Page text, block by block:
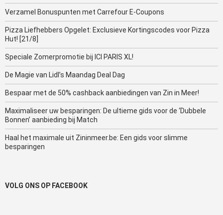
Verzamel Bonuspunten met Carrefour E-Coupons
Pizza Liefhebbers Opgelet: Exclusieve Kortingscodes voor Pizza
Hut! [21/8]
Speciale Zomerpromotie bij ICI PARIS XL!
De Magie van Lidl’s Maandag Deal Dag
Bespaar met de 50% cashback aanbiedingen van Zin in Meer!
Maximaliseer uw besparingen: De ultieme gids voor de ‘Dubbele
Bonnen’ aanbieding bij Match
Haal het maximale uit Zininmeer.be: Een gids voor slimme
besparingen
VOLG ONS OP FACEBOOK